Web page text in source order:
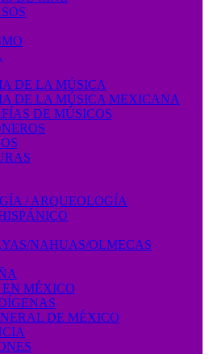
DE LA MÚSICA
DE LA MÚSICA MEXICANA
DE MÚSICOS
/ ARQUEOLOGÍA
NAHUAS/OLMECAS
MÉXICO
DE MÉXICO